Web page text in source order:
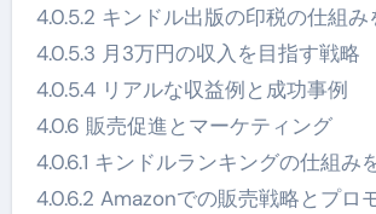
4.0.5.2 キンドル出版の印税の仕組み
4.0.5.3 月3万円の収入を目指す戦略
4.0.5.4 リアルな収益例と成功事例
4.0.6 販売促進とマーケティング
4.0.6.1 キンドルランキングの仕組み
4.0.6.2 Amazonでの販売戦略とプロ